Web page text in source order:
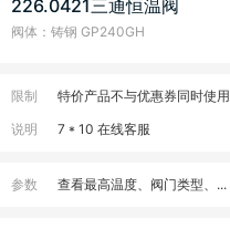
226.0421三通恒温阀
阀体：铸钢 GP240GH
限制
特价产品不与优惠券同时使用
说明
7 * 10 在线客服
参数 查看最高温度、阀门类型、...